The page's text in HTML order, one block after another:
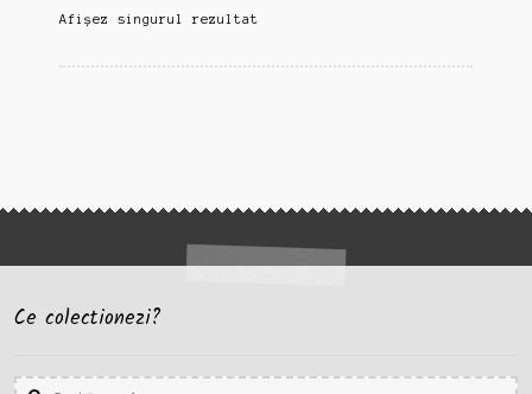
Afișez singurul rezultat
Ce colectionezi?
Caută
Caută